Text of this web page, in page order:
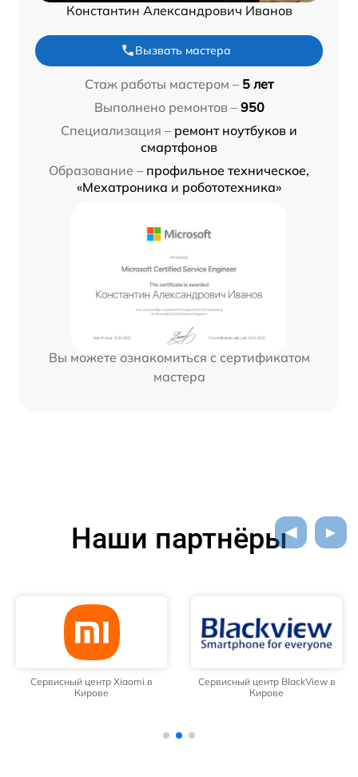
Константин Александрович Иванов
Вызвать мастера
Стаж работы мастером – 5 лет
Выполнено ремонтов – 950
Специализация – ремонт ноутбуков и
смартфонов
Образование – профильное техническое,
«Мехатроника и робототехника»
Вы можете ознакомиться с сертификатом
мастера
Наши партнёры
Сервисный центр Xiaomi в
Кирове
Сервисный центр BlackView в
Кирове